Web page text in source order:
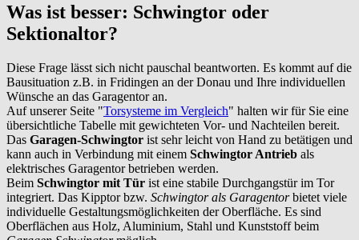
Was ist besser: Schwingtor oder
Sektionaltor?
Diese Frage lässt sich nicht pauschal beantworten. Es kommt auf die
Bausituation z.B. in Fridingen an der Donau und Ihre individuellen
Wünsche an das Garagentor an.
Auf unserer Seite "Torsysteme im Vergleich" halten wir für Sie eine
übersichtliche Tabelle mit gewichteten Vor- und Nachteilen bereit.
Das Garagen-Schwingtor ist sehr leicht von Hand zu betätigen und
kann auch in Verbindung mit einem Schwingtor Antrieb als
elektrisches Garagentor betrieben werden.
Beim Schwingtor mit Tür ist eine stabile Durchgangstür im Tor
integriert. Das Kipptor bzw. Schwingtor als Garagentorbietet viele
individuelle Gestaltungsmöglichkeiten der Oberfläche. Es sind
Oberflächen aus Holz, Aluminium, Stahl und Kunststoff beim